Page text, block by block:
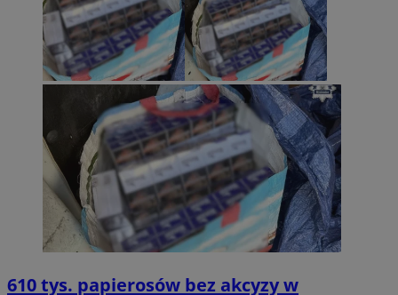
610 tys. papierosów bez akcyzy w